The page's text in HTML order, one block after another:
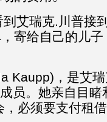
艾瑞克.川普接
寄给自己的儿
Kaupp)，是艾
员。她亲自目睹
必须要支付租